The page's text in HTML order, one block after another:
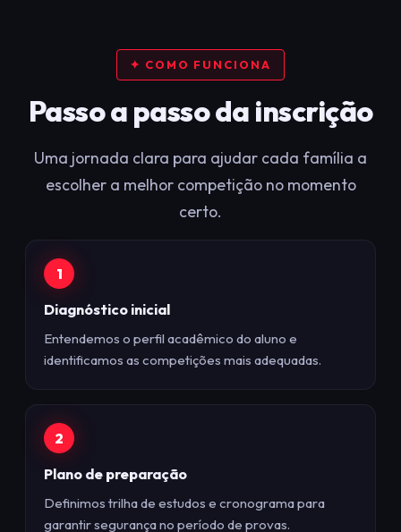
✦ COMO FUNCIONA
Passo a passo da inscrição
Uma jornada clara para ajudar cada família a
escolher a melhor competição no momento
certo.
1
Diagnóstico inicial
Entendemos o perfil acadêmico do aluno e
identificamos as competições mais adequadas.
2
Plano de preparação
Definimos trilha de estudos e cronograma para
garantir segurança no período de provas.